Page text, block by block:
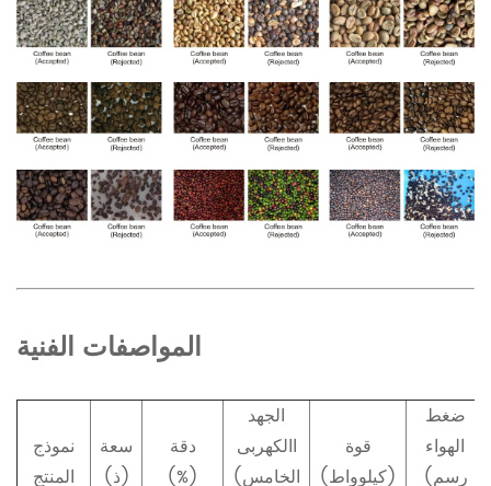
المواصفات الفنية
نموذج
المنتج
سعة
(ذ)
دقة
(%)
الجهد
االكهربى
(الخامس
قوة
(كيلوواط)
ضغط
الهواء
(رسم